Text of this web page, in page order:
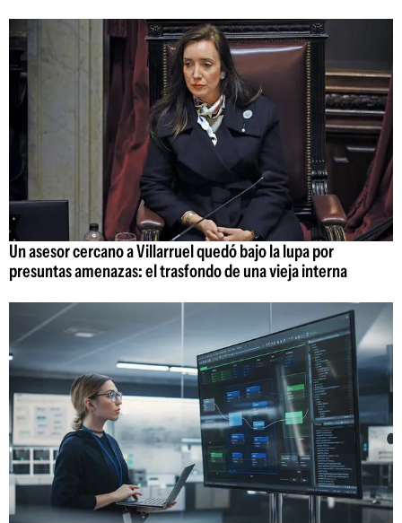
Un asesor cercano a Villarruel quedó bajo la lupa por
presuntas amenazas: el trasfondo de una vieja interna